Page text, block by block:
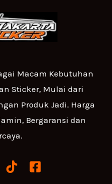
Macam Kebutuhan
Sticker, Mulai dari
Produk Jadi. Harga
Bergaransi dan